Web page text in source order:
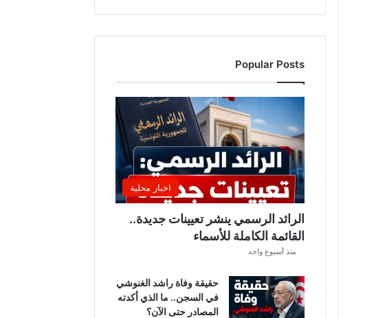
ن
د
ي
ا
ف
ر
ي
ق
ي
ب
ل
ع
ة
د
Popular Posts
اخبار محلية
الرائد الرسمي ينشر تعيينات جديدة..
القائمة الكاملة للأسماء
منذ أسبوع واحد
حقيقة وفاة راشد الغنوشي
في السجن.. ما الذي أكدته
المصادر حتى الآن؟